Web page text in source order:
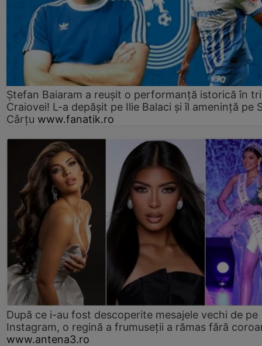
Ștefan Baiaram a reușit o performanță istorică în
Craiovei! L-a depășit pe Ilie Balaci și îl amenință pe
Cârțu www.fanatik.ro
După ce i-au fost descoperite mesajele vechi de pe
Instagram, o regină a frumuseții a rămas fără
www.antena3.ro